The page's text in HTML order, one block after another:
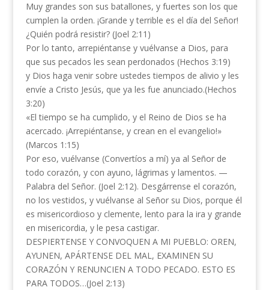
Muy grandes son sus batallones, y fuertes son los que
cumplen la orden. ¡Grande y terrible es el día del Señor!
¿Quién podrá resistir? (Joel 2:11)
Por lo tanto, arrepiéntanse y vuélvanse a Dios, para
que sus pecados les sean perdonados (Hechos 3:19)
y Dios haga venir sobre ustedes tiempos de alivio y les
envíe a Cristo Jesús, que ya les fue anunciado.(Hechos
3:20)
«El tiempo se ha cumplido, y el Reino de Dios se ha
acercado. ¡Arrepiéntanse, y crean en el evangelio!»
(Marcos 1:15)
Por eso, vuélvanse (Convertíos a mí) ya al Señor de
todo corazón, y con ayuno, lágrimas y lamentos. —
Palabra del Señor. (Joel 2:12). Desgárrense el corazón,
no los vestidos, y vuélvanse al Señor su Dios, porque él
es misericordioso y clemente, lento para la ira y grande
en misericordia, y le pesa castigar.
DESPIERTENSE Y CONVOQUEN A MI PUEBLO: OREN,
AYUNEN, APÁRTENSE DEL MAL, EXAMINEN SU
CORAZÓN Y RENUNCIEN A TODO PECADO. ESTO ES
PARA TODOS…(Joel 2:13)